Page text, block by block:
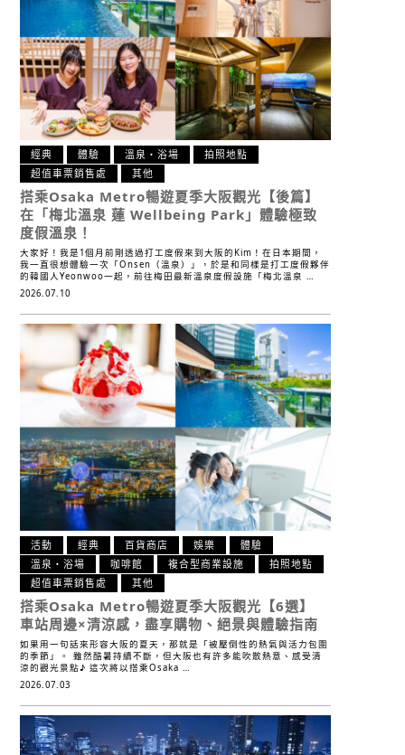
經典 體驗 溫泉・浴場
拍照地點
超值車票銷售處
其他
搭乘Osaka Metro暢遊夏季大阪觀光【後篇】
在「梅北溫泉 蓮 Wellbeing Park」體驗極致
度假溫泉！
大家好！我是1個月前剛透過打工度假來到大阪的Kim！在日本期間，
我一直很想體驗一次「Onsen（溫泉）」，於是和同樣是打工度假夥伴
的韓國人Yeonwoo一起，前往梅田最新溫泉度假設施「梅北溫泉 …
2026.07.10
活動 經典 百貨商店 娛樂
體驗
溫泉・浴場
咖啡館 複合型商業設施
拍照地點
超值車票銷售處
其他
搭乘Osaka Metro暢遊夏季大阪觀光【6選】
車站周邊×清涼感，盡享購物、絕景與體驗指南
如果用一句話來形容大阪的夏天，那就是「被壓倒性的熱氣與活力包圍
的季節」。 雖然酷暑持續不斷，但大阪也有許多能吹散熱意、感受清
涼的觀光景點♪ 這次將以搭乘Osaka …
2026.07.03